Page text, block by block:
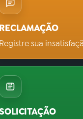
RECLAMAÇÃO
Registre sua